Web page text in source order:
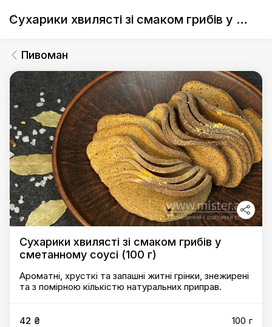
Сухарики хвилясті зі смаком грибів у сметанному соусі (100 г)
Пивоман
Сухарики хвилясті зі смаком грибів у
сметанному соусі (100 г)
Ароматні, хрусткі та запашні житні грінки, знежирені
та з помірною кількістю натуральних приправ.
42 ₴ 100 г